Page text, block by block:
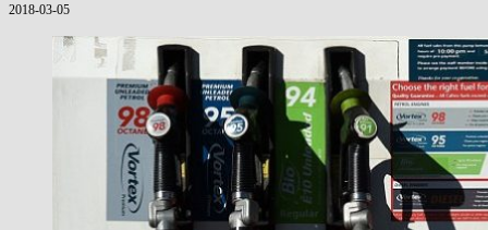
2018-03-05